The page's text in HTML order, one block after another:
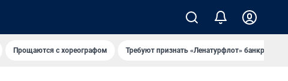
Прощаются с хореографом Требуют признать «Ленатурфлот» банкротом